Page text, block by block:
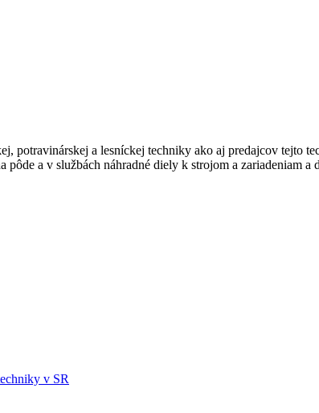
potravinárskej a lesníckej techniky ako aj predajcov tejto
a v službách náhradné diely k strojom a zariadeniam
v SR